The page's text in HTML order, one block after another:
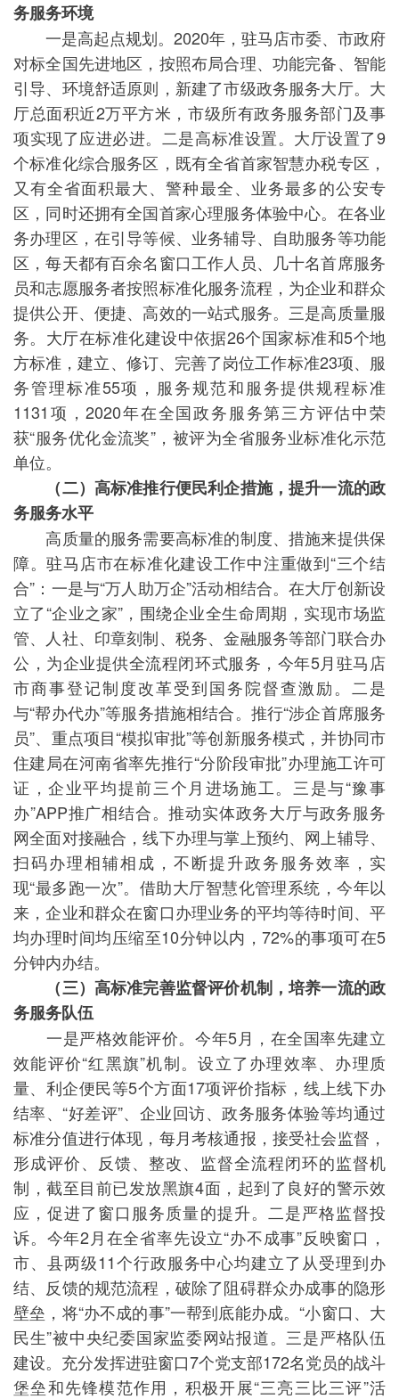
务服务环境
一是高起点规划。2020年，驻马店市委、市政府
对标全国先进地区，按照布局合理、功能完备、智能
引导、环境舒适原则，新建了市级政务服务大厅。大
厅总面积近2万平方米，市级所有政务服务部门及事
项实现了应进必进。二是高标准设置。大厅设置了9
个标准化综合服务区，既有全省首家智慧办税专区，
又有全省面积最大、警种最全、业务最多的公安专
区，同时还拥有全国首家心理服务体验中心。在各业
务办理区，在引导等候、业务辅导、自助服务等功能
区，每天都有百余名窗口工作人员、几十名首席服务
员和志愿服务者按照标准化服务流程，为企业和群众
提供公开、便捷、高效的一站式服务。三是高质量服
务。大厅在标准化建设中依据26个国家标准和5个地
方标准，建立、修订、完善了岗位工作标准23项、服
务管理标准55项，服务规范和服务提供规程标准
1131项，2020年在全国政务服务第三方评估中荣
获“服务优化金流奖”，被评为全省服务业标准化示范
单位。
（二）高标准推行便民利企措施，提升一流的政
务服务水平
高质量的服务需要高标准的制度、措施来提供保
障。驻马店市在标准化建设工作中注重做到“三个结
合”：一是与“万人助万企”活动相结合。在大厅创新设
立了“企业之家”，围绕企业全生命周期，实现市场监
管、人社、印章刻制、税务、金融服务等部门联合办
公，为企业提供全流程闭环式服务，今年5月驻马店
市商事登记制度改革受到国务院督查激励。二是
与“帮办代办”等服务措施相结合。推行“涉企首席服务
员”、重点项目“模拟审批”等创新服务模式，并协同市
住建局在河南省率先推行“分阶段审批”办理施工许可
证，企业平均提前三个月进场施工。三是与“豫事
办”APP推广相结合。推动实体政务大厅与政务服务
网全面对接融合，线下办理与掌上预约、网上辅导、
扫码办理相辅相成，不断提升政务服务效率，实
现“最多跑一次”。借助大厅智慧化管理系统，今年以
来，企业和群众在窗口办理业务的平均等待时间、平
均办理时间均压缩至10分钟以内，72%的事项可在5
分钟内办结。
（三）高标准完善监督评价机制，培养一流的政
务服务队伍
一是严格效能评价。今年5月，在全国率先建立
效能评价“红黑旗”机制。设立了办理效率、办理质
量、利企便民等5个方面17项评价指标，线上线下办
结率、“好差评”、企业回访、政务服务体验等均通过
标准分值进行体现，每月考核通报，接受社会监督，
形成评价、反馈、整改、监督全流程闭环的监督机
制，截至目前已发放黑旗4面，起到了良好的警示效
应，促进了窗口服务质量的提升。二是严格监督投
诉。今年2月在全省率先设立“办不成事”反映窗口，
市、县两级11个行政服务中心均建立了从受理到办
结、反馈的规范流程，破除了阻碍群众办成事的隐形
壁垒，将“办不成的事”一帮到底能办成。“小窗口、大
民生”被中央纪委国家监委网站报道。三是严格队伍
建设。充分发挥进驻窗口7个党支部172名党员的战斗
堡垒和先锋模范作用，积极开展“三亮三比三评”活